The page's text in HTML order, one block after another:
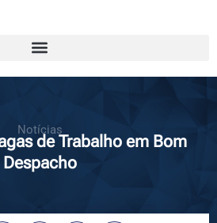
Notícias
de Trabalho em Bom
Despacho